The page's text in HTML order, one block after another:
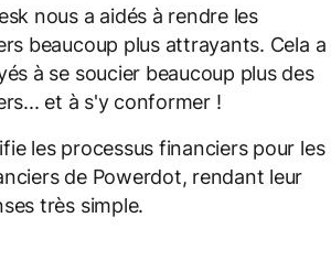
nous a aidés à rendre les
beaucoup plus attrayants. Cela a
à se soucier beaucoup plus des
et à s'y conformer !
les processus financiers pour les
de Powerdot, rendant leur
très simple.